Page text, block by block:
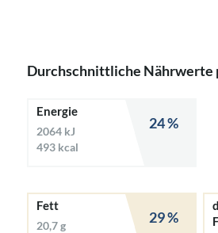
Durchschnittliche Nährwerte
Energie
2064 kJ
493 kcal
24 %
Fett
20,7 g 29 %